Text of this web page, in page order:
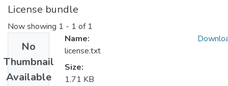
License bundle
Now showing 1 - 1 of 1
No
Thumbnail
Available
Name:
license.txt
Size:
1.71 KB